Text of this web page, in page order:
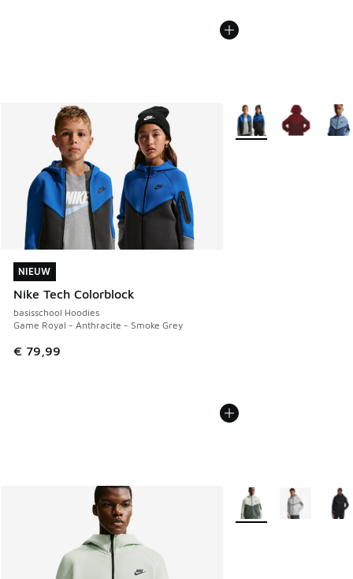
NIEUW
Nike Tech Colorblock
basisschool Hoodies
Game Royal - Anthracite - Smoke Grey
€ 79,99
NIEUW
Meer kleuren
Meer kleuren